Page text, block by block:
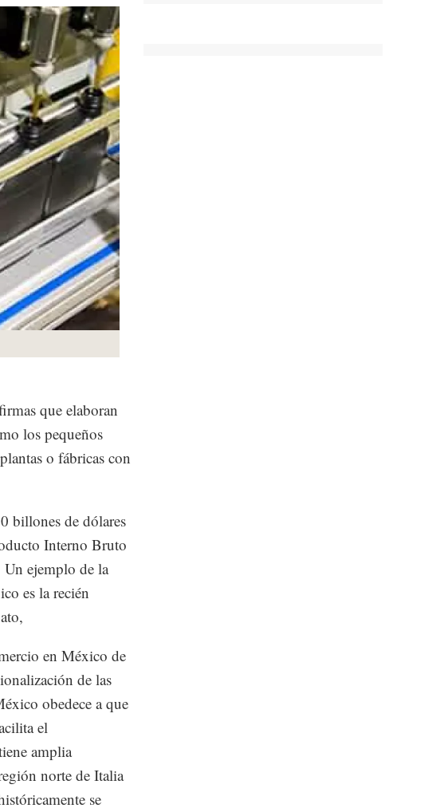
que elaboran
los pequeños
o fábricas con
billones de dólares
Interno Bruto
ejemplo de la
es la recién
en México de
de las
obedece a que
el
amplia
norte de Italia
se